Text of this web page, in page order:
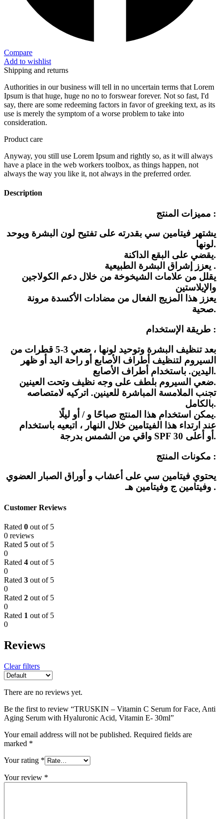
Compare
Add to wishlist
Shipping and returns
Authorities in our business will tell in no uncertain terms that Lorem
Ipsum is that huge, huge no no to forswear forever. Not so fast, I'd
say, there are some redeeming factors in favor of greeking text, as its
use is merely the symptom of a worse problem to take into
consideration.
Product care
Anyway, you still use Lorem Ipsum and rightly so, as it will always
have a place in the web workers toolbox, as things happen, not
always the way you like it, not always in the preferred order.
Description
مميزات المنتج :
يشتهر فيتامين سي بقدرته على تفتيح لون البشرة ويوحد
لونها.
يقضي على البقع الداكنة.
يعزز إشراق البشرة الطبيعية .
يقلل من علامات الشيخوخة من خلال دعم الكولاجين
والإيلاستين
يعزز هذا المزيج الفعال من مضادات الأكسدة مرونة
صحية.
طريقة الإستخدام :
بعد تنظيف البشرة وتوحيد لونها ، ضعي 3-5 قطرات من
السيروم لتنظيف أطراف الأصابع أو راحة اليد أو ظهر
اليدين. باستخدام أطراف الأصابع.
ضعي السيروم بلطف على وجه نظيف وتحت العينين.
تجنب الملامسة المباشرة للعينين. اتركيه لامتصاصه
بالكامل.
يمكن استخدام هذا المنتج صباحًا و / أو ليلًا.
عند ارتداء هذا الفيتامين خلال النهار ، اتبعيه باستخدام
واقي من الشمس بدرجة SPF 30 أو أعلى.
مكونات المنتج :
يحتوي فيتامين سي على أعشاب و أوراق الصبار العضوي
وفيتامين ج وفيتامين هـ .
Customer Reviews
Rated 0 out of 5
0 reviews
Rated 5 out of 5
0
Rated 4 out of 5
0
Rated 3 out of 5
0
Rated 2 out of 5
0
Rated 1 out of 5
0
Reviews
Clear filters
There are no reviews yet.
Be the first to review “TRUSKIN – Vitamin C Serum for Face, Anti
Aging Serum with Hyaluronic Acid, Vitamin E- 30ml”
Your email address will not be published. Required fields are
marked *
Your rating *
Your review *